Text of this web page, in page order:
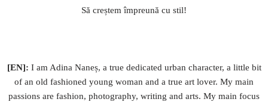
Să creștem împreună cu stil!
[EN]: I am Adina Naneș, a true dedicated urban character, a little bit
of an old fashioned young woman and a true art lover. My main
passions are fashion, photography, writing and arts. My main focus